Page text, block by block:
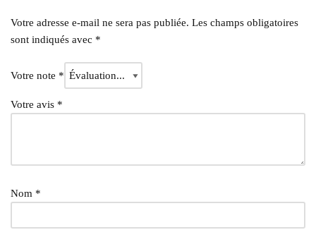
Votre adresse e-mail ne sera pas publiée. Les champs obligatoires
sont indiqués avec *
Votre note *
Votre avis *
Nom *